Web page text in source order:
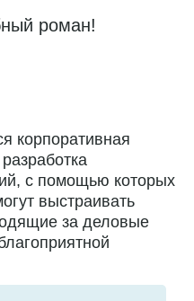
роман!
корпоративная
с помощью которых
выстраивать
за деловые